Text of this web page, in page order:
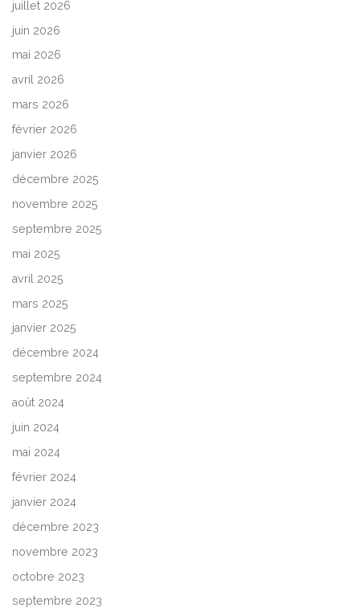
juillet 2026
juin 2026
mai 2026
avril 2026
mars 2026
février 2026
janvier 2026
décembre 2025
novembre 2025
septembre 2025
mai 2025
avril 2025
mars 2025
janvier 2025
décembre 2024
septembre 2024
août 2024
juin 2024
mai 2024
février 2024
janvier 2024
décembre 2023
novembre 2023
octobre 2023
septembre 2023